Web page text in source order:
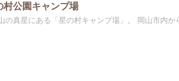
村公園キャンプ場
の真星にある「星の村キャンプ場」。 岡山市内か